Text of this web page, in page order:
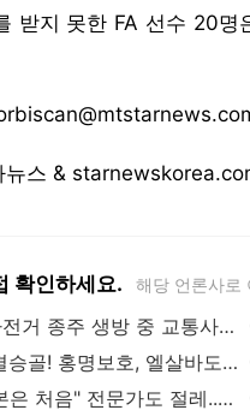
받지 못한 FA 선수 20
스 &
확인하세요. 해당 언론사로
조폭 출신 BJ, 자전거 종주 생방 중 교통사고 사망.."시청자 150명 접속" | 스타뉴스
이동경 프리킥 결승골! 홍명보호, 엘살바도르에 1-0 신승... 100위 팀 압박에 허우적 '월드컵 과제
"이런 등기부등본은 처음" 전문가도 절레..이승기, 해명에도…[스타이슈] | 스타뉴스